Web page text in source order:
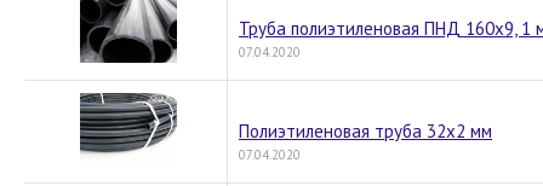
Труба полиэтиленовая ПНД 160х9, 1
07.04.2020
Полиэтиленовая труба 32х2 мм
07.04.2020